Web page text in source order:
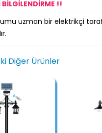
!!
uzman bir elektrikçi
Diğer Ürünler